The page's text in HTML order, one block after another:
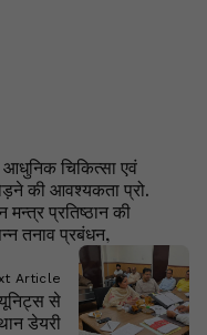
आधुनिक चिकित्सा एवं
की आवश्यकता प्रो.
प्रतिष्ठान की
तनाव प्रबंधन,
Article
से
डेयरी